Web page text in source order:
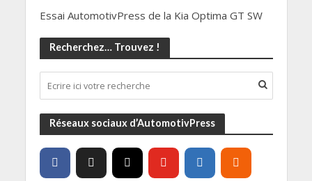
Essai AutomotivPress de la Kia Optima GT SW
Recherchez… Trouvez !
Réseaux sociaux d’AutomotivPress